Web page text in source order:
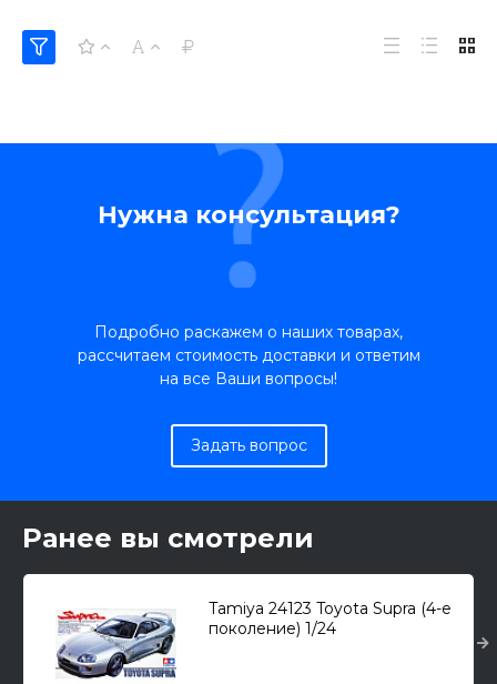
Нужна консультация?
Подробно раскажем о наших товарах,
рассчитаем стоимость доставки и ответим
на все Ваши вопросы!
Задать вопрос
Ранее вы смотрели
Tamiya 24123 Toyota Supra (4-е
поколение) 1/24